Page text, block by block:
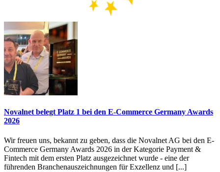
Novalnet belegt Platz 1 bei den E-Commerce Germany Awards
2026
Wir freuen uns, bekannt zu geben, dass die Novalnet AG bei den E-
Commerce Germany Awards 2026 in der Kategorie Payment &
Fintech mit dem ersten Platz ausgezeichnet wurde - eine der
führenden Branchenauszeichnungen für Exzellenz und [...]